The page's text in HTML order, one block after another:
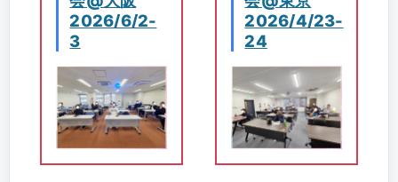
2026/6/2-
3
2026/4/23-
24